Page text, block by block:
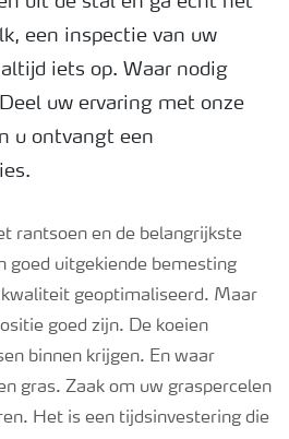
een inspectie van uw
iets op. Waar nodig
uw ervaring met onze
u ontvangt een
rantsoen en de belangrijkste
goed uitgekiende bemesting
geoptimaliseerd. Maar
goed zijn. De koeien
binnen krijgen. En waar
gras. Zaak om uw graspercelen
Het is een tijdsinvestering die